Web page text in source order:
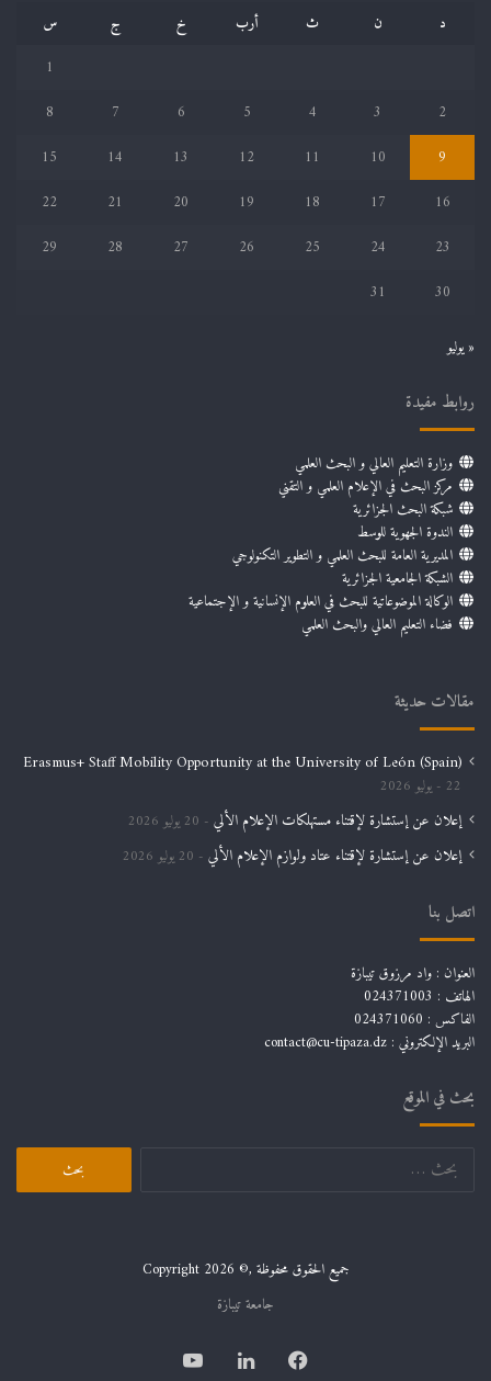
د
ن ث أرب خ ج
س
1
2
3
4
5
6
7
8
9
10
11
12
13
14
15
16
17
18
19
20
21
22
23
24
25
26
27
28
29
30
31
« يوليو
روابط مفيدة
وزارة التعليم العالي و البحث العلمي
مركز البحث في الإعلام العلمي و التقني
شبكة البحث الجزائرية
الندوة الجهوية للوسط
المديرية العامة للبحث العلمي و التطوير التكنولوجي
الشبكة الجامعية الجزائرية
الوكالة الموضوعاتية للبحث في العلوم الإنسانية و الإجتماعية
فضاء التعليم العالي والبحث العلمي
مقالات حديثة
Erasmus+ Staff Mobility Opportunity at the University of León (Spain)
22 يوليو 2026
إعلان عن إستشارة لإقتناء مستهلكات الإعلام الألي 20 يوليو 2026
إعلان عن إستشارة لإقتناء عتاد ولوازم الإعلام الألي 20 يوليو 2026
اتصل بنا
العنوان : واد مرزوق تيبازة
الهاتف : 024371003
الفاكس : 024371060
البريد الإلكتروني : contact@cu-tipaza.dz
بحث في الموقع
البحث
جميع الحقوق محفوظة ,© Copyright 2026
جامعة تيبازة
فيسبوكلينكدإن يوتيوب